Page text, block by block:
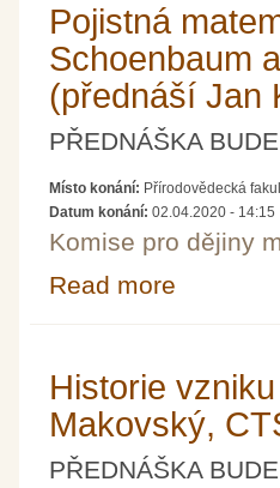
Pojistná
Schoenbaum
(přednáší Jan
PŘEDNÁŠKA
Místo konání: Přírodovědecká
Datum konání: 02.04.2020 - 14:15
Komise pro dějiny
Read more
Historie
Makovský,
PŘEDNÁŠKA